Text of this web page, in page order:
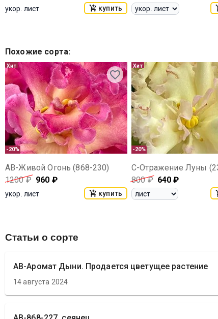
укор. лист купить
Похожие сорта:
-20%
Хит
АВ-Живой Огонь (868-230)
1200₽ 960 ₽
укор. лист купить
-20%
Хит
С-Отражение Луны
800₽ 640 ₽
Статьи о сорте
АВ-Аромат Дыни. Продается цветущее растение
14 августа 2024